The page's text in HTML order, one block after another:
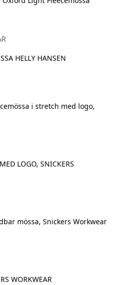
HELLY HANSEN
LOGO, SNICKERS
WORKWEAR